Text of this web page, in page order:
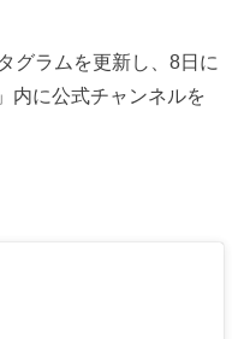
グラムを更新し、8日に
内に公式チャンネルを